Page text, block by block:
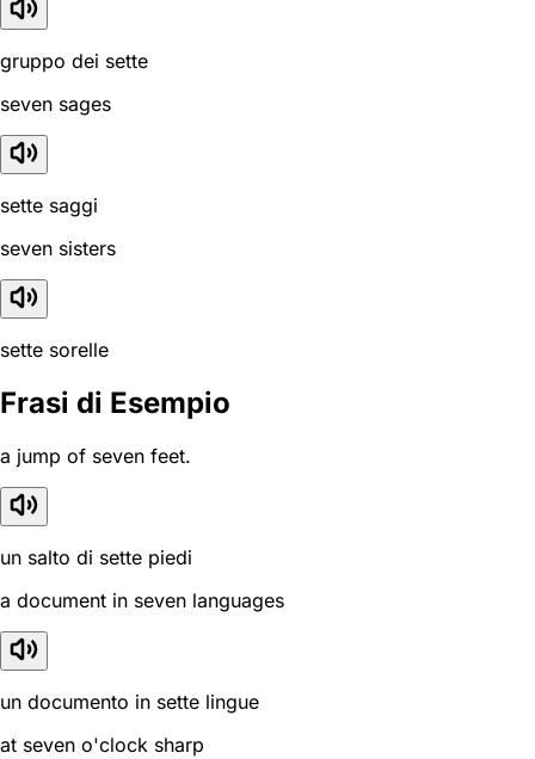
gruppo dei sette
seven sages
sette saggi
seven sisters
sette sorelle
Frasi di Esempio
a jump of seven feet.
un salto di sette piedi
a document in seven languages
un documento in sette lingue
at seven o'clock sharp